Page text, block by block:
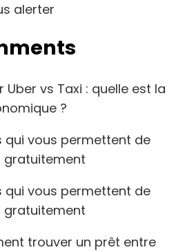
alerter
Uber vs Taxi : quelle est la
?
qui vous permettent de
gratuitement
qui vous permettent de
gratuitement
trouver un prêt entre